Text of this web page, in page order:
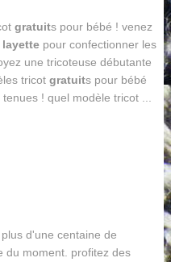
gratuits pour bébé ! venez
layettepour confectionner les
une tricoteuse débutante
tricot gratuits pour bébé
! quel modèle tricot ...
d'une centaine de
du moment. profitez des